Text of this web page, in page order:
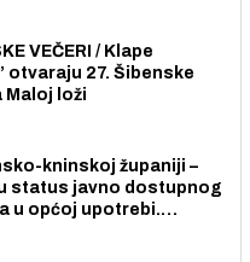
VEČERI / Klape
otvaraju 27. Šibenske
Maloj loži
kninskoj županiji –
status javno dostupnog
u općoj upotrebi.